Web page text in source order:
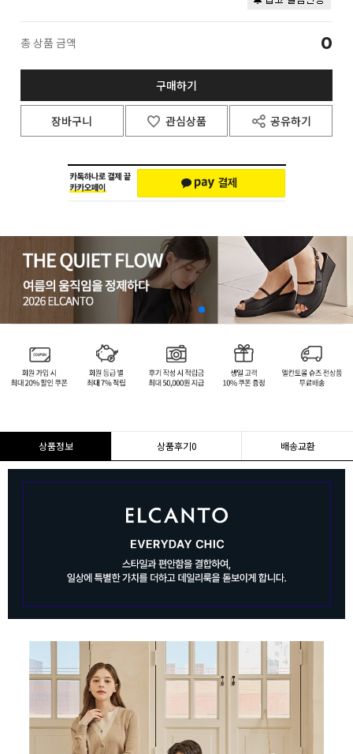
총 상품 금액 0
구매하기
장바구니 관심상품 공유하기
상품정보 상품후기0 배송교환